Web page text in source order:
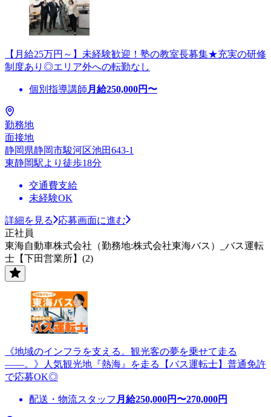
【月給25万円～】未経験歓迎！塾の教室長募集★充実の研修
制度あり◎エリア外への転勤なし
個別指導講師 月給250,000円〜
勤務地
面接地
静岡県静岡市駿河区池田643-1
東静岡駅より徒歩18分
交通費支給
未経験OK
詳細を見る
応募画面に進む
正社員
東海自動車株式会社（勤務地:株式会社東海バス）_バス運転
士【下田営業所】(2)
《地域のインフラを支える。観光客の夢を乗せて走る
――。》人気観光地『熱海』を走る【バス運転士】普通免許
で応募OK◎
配送・物流スタッフ 月給250,000円〜270,000円